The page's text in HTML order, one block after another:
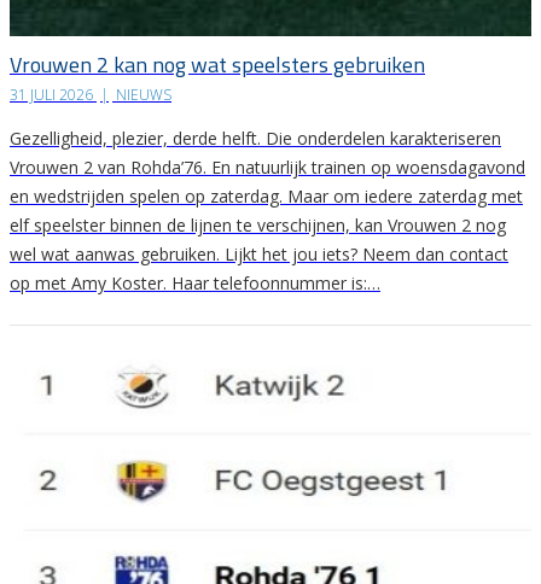
Vrouwen 2 kan nog wat speelsters gebruiken
31 JULI 2026 | NIEUWS
Gezelligheid, plezier, derde helft. Die onderdelen karakteriseren
Vrouwen 2 van Rohda’76. En natuurlijk trainen op woensdagavond
en wedstrijden spelen op zaterdag. Maar om iedere zaterdag met
elf speelster binnen de lijnen te verschijnen, kan Vrouwen 2 nog
wel wat aanwas gebruiken. Lijkt het jou iets? Neem dan contact
op met Amy Koster. Haar telefoonnummer is:…